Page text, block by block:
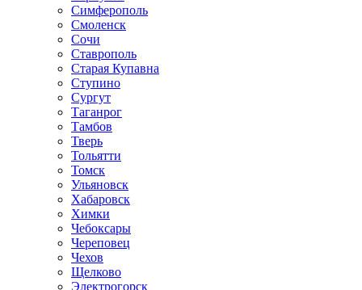
Симферополь
Смоленск
Сочи
Ставрополь
Старая Купавна
Ступино
Сургут
Таганрог
Тамбов
Тверь
Тольятти
Томск
Ульяновск
Хабаровск
Химки
Чебоксары
Череповец
Чехов
Щелково
Электрогорск